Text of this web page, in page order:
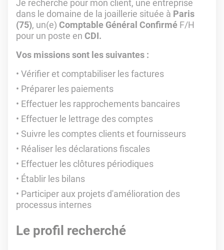
Je recherche pour mon client, une entreprise
dans le domaine de la joaillerie située à Paris
(75), un(e) Comptable Général Confirmé F/H
pour un poste en CDI.
Vos missions sont les suivantes :
Vérifier et comptabiliser les factures
Préparer les paiements
Effectuer les rapprochements bancaires
Effectuer le lettrage des comptes
Suivre les comptes clients et fournisseurs
Réaliser les déclarations fiscales
Effectuer les clôtures périodiques
Établir les bilans
Participer aux projets d'amélioration des
processus internes
Le profil recherché